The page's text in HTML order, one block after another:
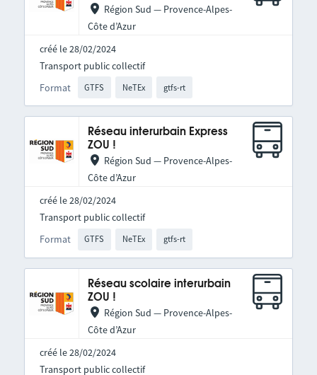
Région Sud — Provence-Alpes-
Côte d’Azur
créé le 28/02/2024
Format GTFS NeTEx gtfs-rt
Transport public collectif
Réseau interurbain Express
ZOU !
Région Sud — Provence-Alpes-
Côte d’Azur
créé le 28/02/2024
Format GTFS NeTEx gtfs-rt
Transport public collectif
Réseau scolaire interurbain
ZOU !
Région Sud — Provence-Alpes-
Côte d’Azur
créé le 28/02/2024
Transport public collectif